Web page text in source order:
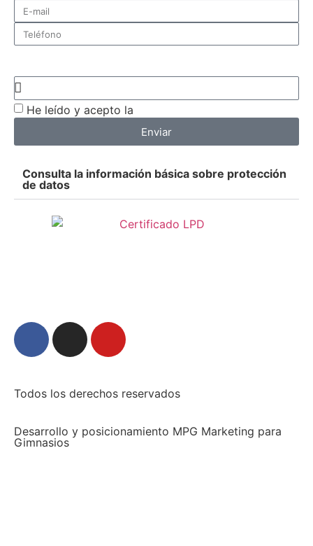
He leído y acepto la
Enviar
Consulta la información básica sobre protección
de datos
Todos los derechos reservados
Desarrollo y posicionamiento MPG Marketing para
Gimnasios